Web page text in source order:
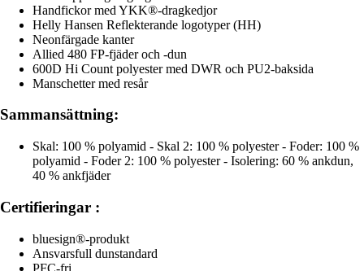
Handfickor med YKK®-dragkedjor
Helly Hansen Reflekterande logotyper (HH)
Neonfärgade kanter
Allied 480 FP-fjäder och -dun
600D Hi Count polyester med DWR och PU2-baksida
Manschetter med resår
Sammansättning:
Skal: 100 % polyamid - Skal 2: 100 % polyester - Foder: 100 %
polyamid - Foder 2: 100 % polyester - Isolering: 60 % ankdun,
40 % ankfjäder
Certifieringar :
bluesign®-produkt
Ansvarsfull dunstandard
PFC-fri